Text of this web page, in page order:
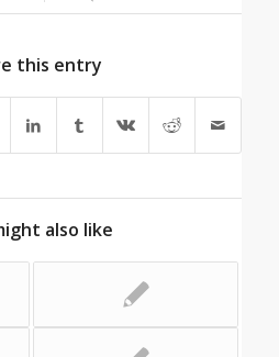
this entry
also like